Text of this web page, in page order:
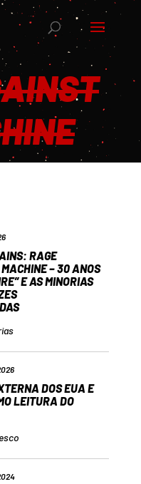
RAGE
– 30 ANOS
E AS MINORIAS
DOS EUA E
LEITURA DO